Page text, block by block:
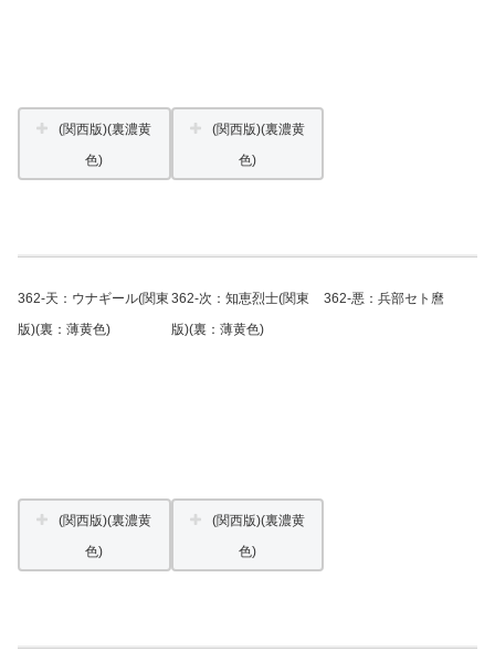
(関西版)(裏濃黄
色)
(関西版)(裏濃黄
色)
362-天：ウナギール(関東
版)(裏：薄黄色)
362-次：知恵烈士(関東
版)(裏：薄黄色)
362-悪：兵部セト麿
(関西版)(裏濃黄
色)
(関西版)(裏濃黄
色)